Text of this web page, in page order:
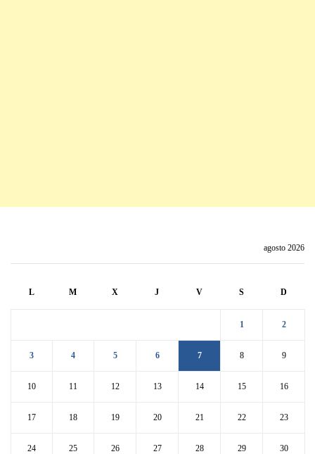
agosto 2026
L M X J V S D
1 2
3 4 5 6 7 8 9
10 11 12 13 14 15 16
17 18 19 20 21 22 23
24 25 26 27 28 29 30